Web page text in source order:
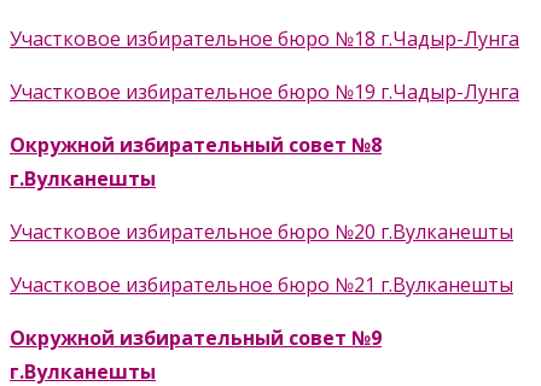
Участковое избирательное бюро №18 г.Чадыр-Лунга
Участковое избирательное бюро №19 г.Чадыр-Лунга
Окружной избирательный совет №8
г.Вулканешты
Участковое избирательное бюро №20 г.Вулканешты
Участковое избирательное бюро №21 г.Вулканешты
Окружной избирательный совет №9
г.Вулканешты